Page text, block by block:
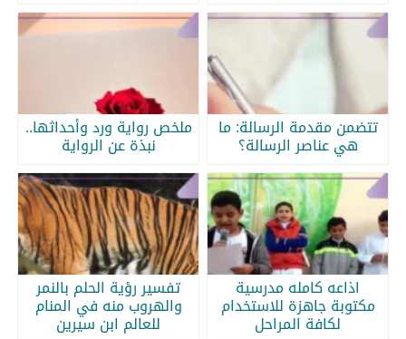
تتضمن مقدمة الرسالة: ما
هي عناصر الرسالة؟
ملخص رواية ورد وأحداثها..
نبذة عن الرواية
اذاعه كامله مدرسية
مكتوبة جاهزة للاستخدام
لكافة المراحل
تفسير رؤية الحلم بالنمر
والهروب منه في المنام
للعالم ابن سيرين